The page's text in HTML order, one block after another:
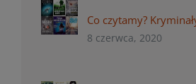
Co czytamy?
8 czerwca, 2020